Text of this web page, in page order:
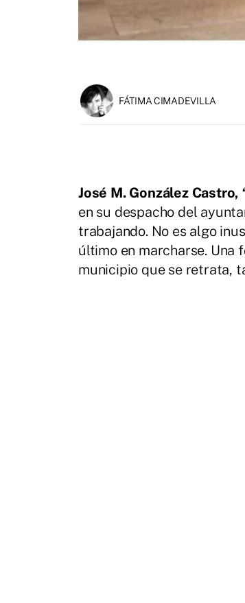
FÁTIMA CIMADEVILLA
José M. González Castro,
en su despacho del
trabajando. No es algo
último en marcharse. Una
municipio que se retrata,